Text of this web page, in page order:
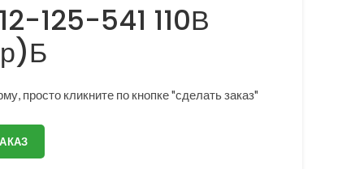
125-541 110В
просто кликните по кнопке "сделать заказ"